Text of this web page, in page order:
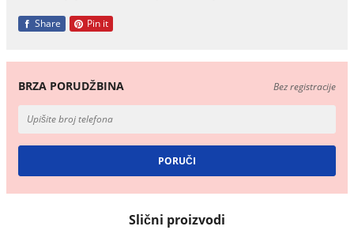
Share Pin it
BRZA PORUDŽBINA Bez registracije
Slični proizvodi